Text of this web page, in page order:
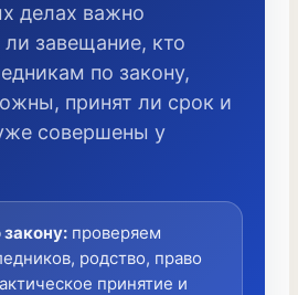
делах важно
ли завещание, кто
по закону,
принят ли срок и
совершены у
: проверяем
родство, право
принятие и